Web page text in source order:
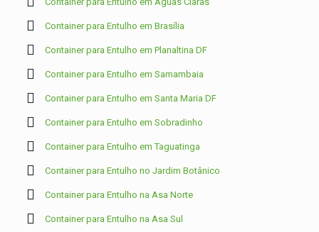
Container para Entulho em Brasília
Container para Entulho em Planaltina DF
Container para Entulho em Samambaia
Container para Entulho em Santa Maria DF
Container para Entulho em Sobradinho
Container para Entulho em Taguatinga
Container para Entulho no Jardim Botânico
Container para Entulho na Asa Norte
Container para Entulho na Asa Sul